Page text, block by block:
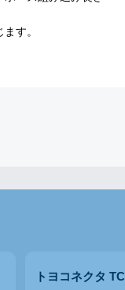
す。
トヨコネクタ